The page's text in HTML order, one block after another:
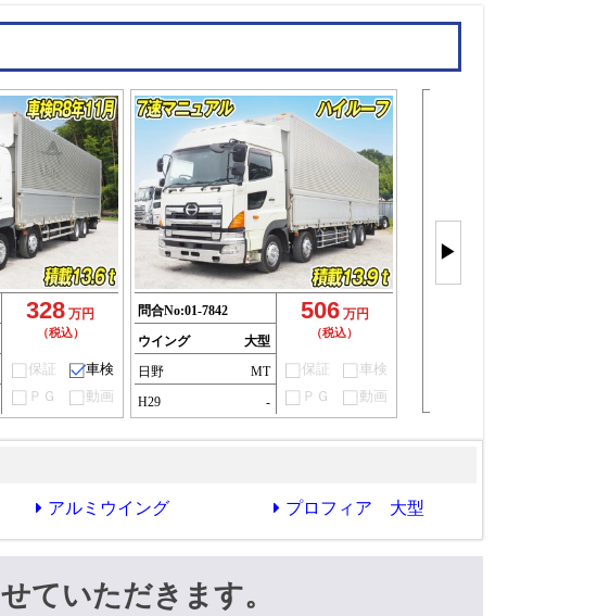
328 万円
（税込）
保証
車検
ＰＧ
動画
問合No:01-7842
ウイング
大型
日野
MT
H29
-
506 万円
（税込）
保証
車検
ＰＧ
動画
▶
アルミウイング プロフィア 大型
ていただきます。